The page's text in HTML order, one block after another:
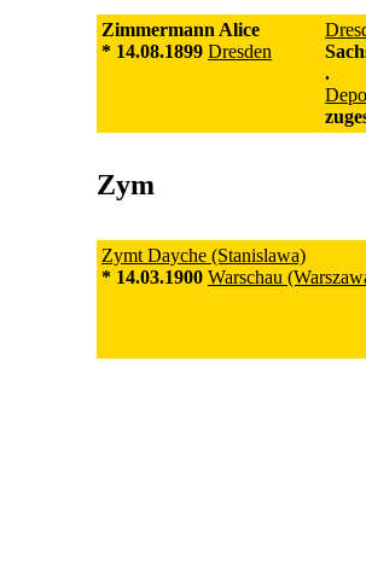
Zimmermann Alice
* 14.08.1899 Dresden
.
Zym
Zymt Dayche (Stanislawa)
* 14.03.1900 Warschau